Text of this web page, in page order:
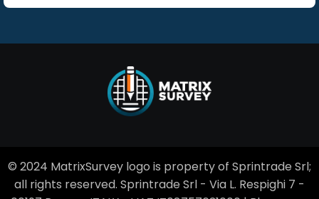
© 2024 MatrixSurvey logo is property of Sprintrade Srl;
all rights reserved. Sprintrade Srl - Via L. Respighi 7 -